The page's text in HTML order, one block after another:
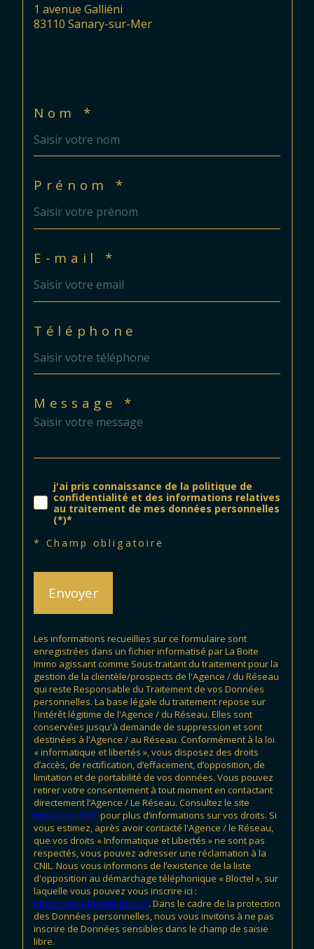
1 avenue Galliéni
83110 Sanary-sur-Mer
Nom *
Prénom *
E-mail *
Téléphone
Message *
j'ai pris connaissance de la politique de
confidentialité et des informations relatives
au traitement de mes données personnelles
(*)*
* Champ obligatoire
Envoyer
Les informations recueillies sur ce formulaire sont
enregistrées dans un fichier informatisé par La Boite
Immo agissant comme Sous-traitant du traitement pour la
gestion de la clientèle/prospects de l'Agence / du Réseau
qui reste Responsable du Traitement de vos Données
personnelles. La base légale du traitement repose sur
l'intérêt légitime de l'Agence / du Réseau. Elles sont
conservées jusqu'à demande de suppression et sont
destinées à l'Agence / au Réseau. Conformément à la loi
« informatique et libertés », vous disposez des droits
d’accès, de rectification, d’effacement, d’opposition, de
limitation et de portabilité de vos données. Vous pouvez
retirer votre consentement à tout moment en contactant
directement l’Agence / Le Réseau. Consultez le site
https://cnil.fr/frpour plus d’informations sur vos droits. Si
vous estimez, après avoir contacté l'Agence / le Réseau,
que vos droits « Informatique et Libertés » ne sont pas
respectés, vous pouvez adresser une réclamation à la
CNIL. Nous vous informons de l’existence de la liste
d'opposition au démarchage téléphonique « Bloctel », sur
laquelle vous pouvez vous inscrire ici :
https://www.bloctel.gouv.fr. Dans le cadre de la protection
des Données personnelles, nous vous invitons à ne pas
inscrire de Données sensibles dans le champ de saisie
libre.